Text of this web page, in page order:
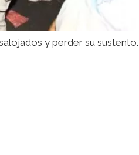
y perder su sustento.